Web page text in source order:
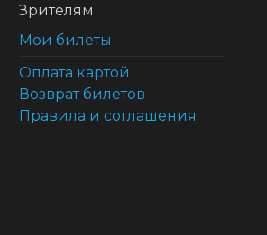
Зрителям
Мои билеты
Оплата картой
Возврат билетов
Правила и соглашения